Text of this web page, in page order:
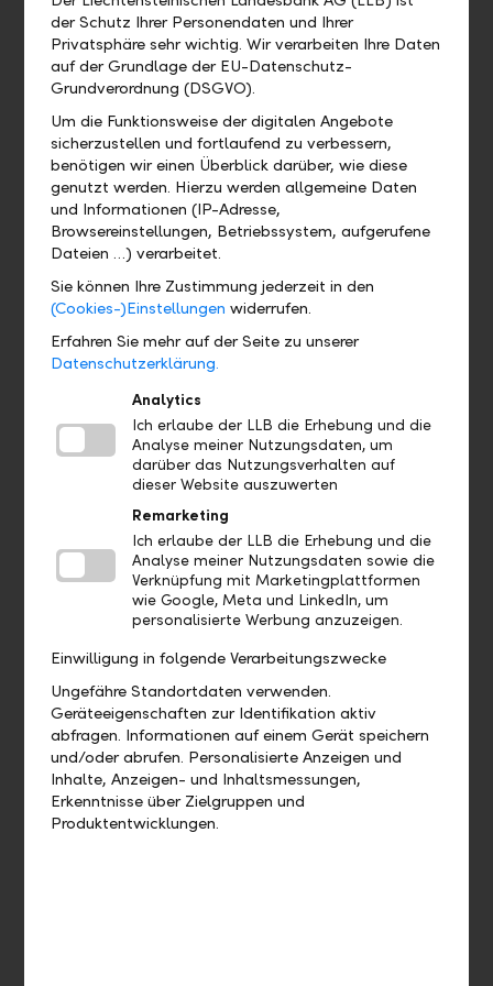
Wo kann ich das QR-Zahlteil
finden?
Wo finde ich mein eBill Postfach?
Gibt es eine Demoversion und wo
finde ich sie?
Wo finde ich das Profil?
Im LLB Online Banking finden Sie das
Profil in der unteren linken Ecke, wo es
mit Ihrem Namen gekennzeichnet ist.
In der LLB Banking App finden Sie das
Profil im Menüpunkt "Mehr".
Wo sehe ich welches Bankpaket ich
Wo finde ich meine Debit- und
Kreditkarten?
Aufträge
Bis wann muss ich eine Zahlung
freigeben, damit diese heute noch
verarbeitet wird?
der Schutz Ihrer Personendaten und Ihrer
Privatsphäre sehr wichtig. Wir verarbeiten Ihre Daten
auf der Grundlage der EU-Datenschutz-
Grundverordnung (DSGVO).
Um die Funktionsweise der digitalen Angebote
sicherzustellen und fortlaufend zu verbessern,
benötigen wir einen Überblick darüber, wie diese
genutzt werden. Hierzu werden allgemeine Daten
und Informationen (IP-Adresse,
Browsereinstellungen, Betriebssystem, aufgerufene
Dateien …) verarbeitet.
Sie können Ihre Zustimmung jederzeit in den
(Cookies-)Einstellungen widerrufen.
Erfahren Sie mehr auf der Seite zu unserer
Datenschutzerklärung.
Analytics
Ich erlaube der LLB die Erhebung und die
Analyse meiner Nutzungsdaten, um
darüber das Nutzungsverhalten auf
dieser Website auszuwerten
Remarketing
Ich erlaube der LLB die Erhebung und die
Analyse meiner Nutzungsdaten sowie die
Verknüpfung mit Marketingplattformen
wie Google, Meta und LinkedIn, um
personalisierte Werbung anzuzeigen.
Einwilligung in folgende Verarbeitungszwecke
Ungefähre Standortdaten verwenden.
Geräteeigenschaften zur Identifikation aktiv
abfragen. Informationen auf einem Gerät speichern
und/oder abrufen. Personalisierte Anzeigen und
Inhalte, Anzeigen- und Inhaltsmessungen,
Erkenntnisse über Zielgruppen und
Produktentwicklungen.